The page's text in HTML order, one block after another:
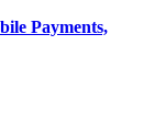
Payments,